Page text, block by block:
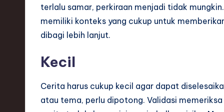
terlalu samar, perkiraan menjadi tidak
memiliki konteks yang cukup untuk
dibagi lebih lanjut.
Kecil
Cerita harus cukup kecil agar dapat
atau tema, perlu dipotong. Validasi